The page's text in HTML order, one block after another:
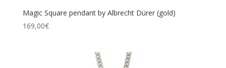
Magic Square pendant by Albrecht Dürer (gold)
169,00€